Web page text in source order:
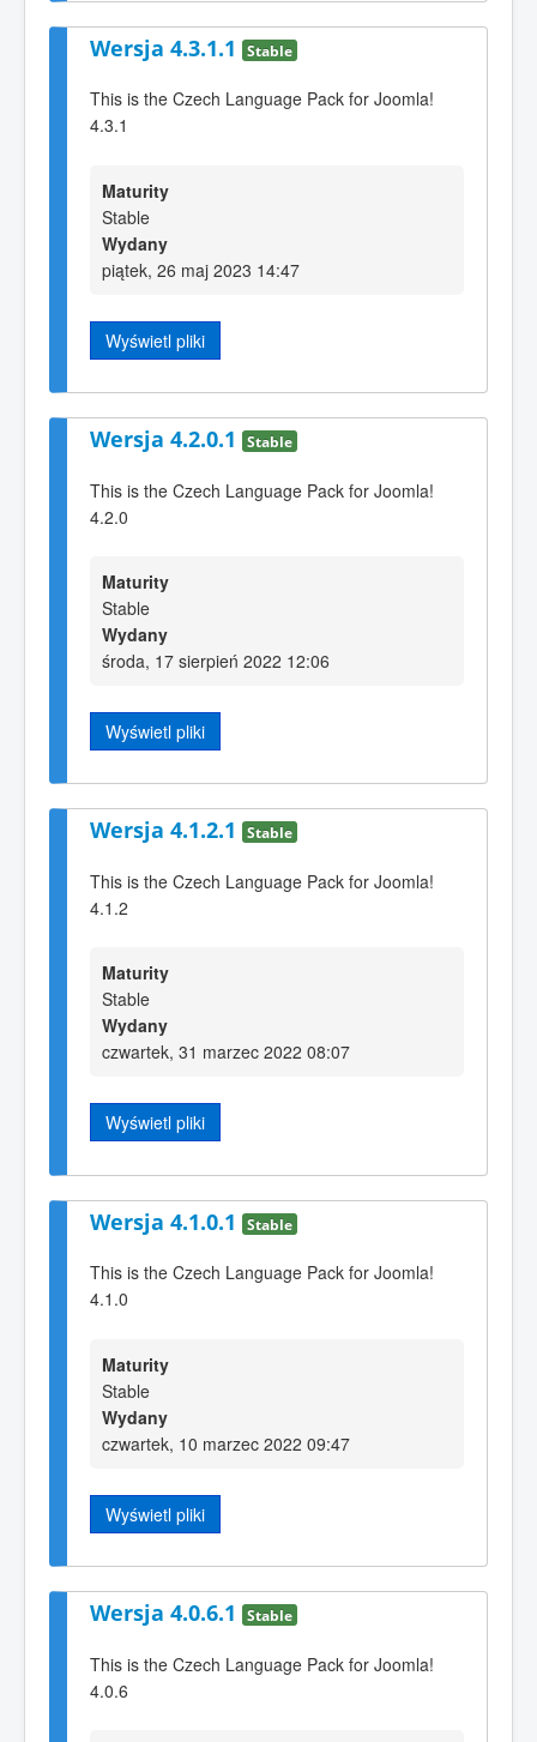
Wersja 4.3.1.1 Stable
This is the Czech Language Pack for Joomla!
4.3.1
Maturity
Stable
Wydany
piątek, 26 maj 2023 14:47
Wyświetl pliki
Wersja 4.2.0.1 Stable
This is the Czech Language Pack for Joomla!
4.2.0
Maturity
Stable
Wydany
środa, 17 sierpień 2022 12:06
Wyświetl pliki
Wersja 4.1.2.1 Stable
This is the Czech Language Pack for Joomla!
4.1.2
Maturity
Stable
Wydany
czwartek, 31 marzec 2022 08:07
Wyświetl pliki
Wersja 4.1.0.1 Stable
This is the Czech Language Pack for Joomla!
4.1.0
Maturity
Stable
Wydany
czwartek, 10 marzec 2022 09:47
Wyświetl pliki
Wersja 4.0.6.1 Stable
This is the Czech Language Pack for Joomla!
4.0.6